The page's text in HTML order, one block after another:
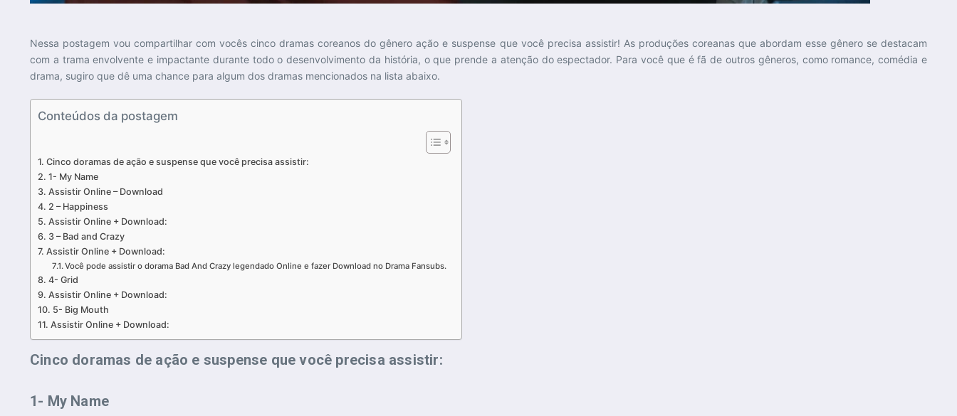
Nessa postagem vou compartilhar com vocês cinco dramas coreanos do gênero ação e suspense que você precisa assistir! As produções coreanas que abordam esse gênero se destacam
com a trama envolvente e impactante durante todo o desenvolvimento da história, o que prende a atenção do espectador. Para você que é fã de outros gêneros, como romance, comédia e
drama, sugiro que dê uma chance para algum dos dramas mencionados na lista abaixo.
Conteúdos da postagem
Cinco doramas de ação e suspense que você precisa assistir:
1- My Name
Assistir Online – Download
2 – Happiness
Assistir Online + Download:
3 – Bad and Crazy
Assistir Online + Download:
Você pode assistir o dorama Bad And Crazy legendado Online e fazer Download no Drama Fansubs.
4- Grid
Assistir Online + Download:
5- Big Mouth
Assistir Online + Download:
Cinco doramas de ação e suspense que você precisa assistir:
1- My Name